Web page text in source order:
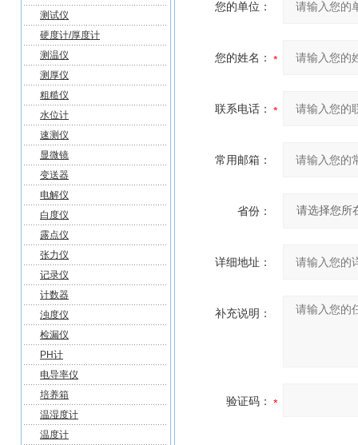
测试仪
硬度计/厚度计
测温仪
测厚仪
粗糙仪
水位计
速测仪
显微镜
变送器
电解仪
白度仪
露点仪
张力仪
记录仪
计数器
浊度仪
检漏仪
PH计
电导率仪
培养箱
温湿度计
温度计
您的单位：
您的姓名：
联系电话：
常用邮箱：
省份：
详细地址：
补充说明：
验证码：